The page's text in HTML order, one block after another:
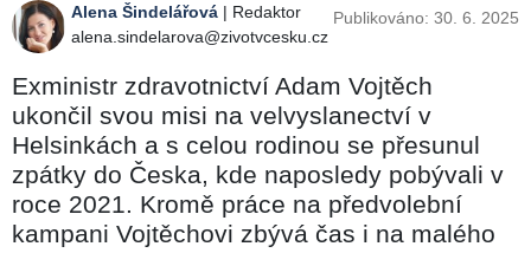
Alena Šindelářová | Redaktor
alena.sindelarova@zivotvcesku.cz
Publikováno: 30. 6. 2025
Exministr zdravotnictví Adam Vojtěch
ukončil svou misi na velvyslanectví v
Helsinkách a s celou rodinou se přesunul
zpátky do Česka, kde naposledy pobývali v
roce 2021. Kromě práce na předvolební
kampani Vojtěchovi zbývá čas i na malého